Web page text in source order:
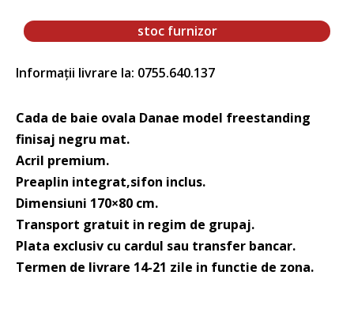
stoc furnizor
Informații livrare la: 0755.640.137
Cada de baie ovala Danae model freestanding
finisaj negru mat.
Acril premium.
Preaplin integrat,sifon inclus.
Dimensiuni 170×80 cm.
Transport gratuit in regim de grupaj.
Plata exclusiv cu cardul sau transfer bancar.
Termen de livrare 14-21 zile in functie de zona.